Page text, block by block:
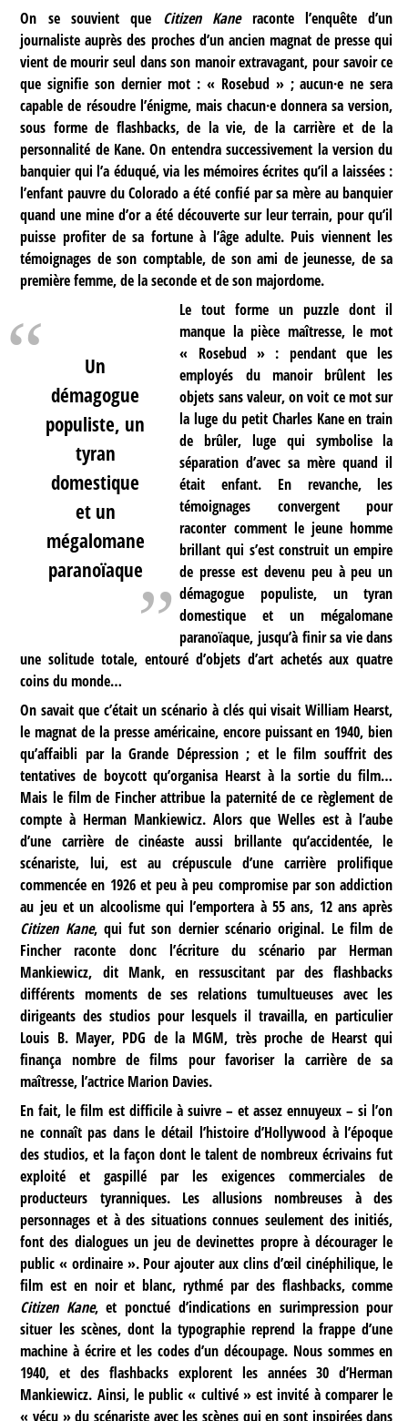
On se souvient que Citizen Kaneraconte l’enquête d’un
journaliste auprès des proches d’un ancien magnat de presse qui
vient de mourir seul dans son manoir extravagant, pour savoir ce
que signifie son dernier mot : « Rosebud » ; aucun·e ne sera
capable de résoudre l’énigme, mais chacun·e donnera sa version,
sous forme de flashbacks, de la vie, de la carrière et de la
personnalité de Kane. On entendra successivement la version du
banquier qui l’a éduqué, via les mémoires écrites qu’il a laissées :
l’enfant pauvre du Colorado a été confié par sa mère au banquier
quand une mine d’or a été découverte sur leur terrain, pour qu’il
puisse profiter de sa fortune à l’âge adulte. Puis viennent les
témoignages de son comptable, de son ami de jeunesse, de sa
première femme, de la seconde et de son majordome.
Un
démagogue
populiste, un
tyran
domestique
et un
mégalomane
paranoïaque
Le tout forme un puzzle dont il
manque la pièce maîtresse, le mot
« Rosebud » : pendant que les
employés du manoir brûlent les
objets sans valeur, on voit ce mot sur
la luge du petit Charles Kane en train
de brûler, luge qui symbolise la
séparation d’avec sa mère quand il
était enfant. En revanche, les
témoignages convergent pour
raconter comment le jeune homme
brillant qui s’est construit un empire
de presse est devenu peu à peu un
démagogue populiste, un tyran
domestique et un mégalomane
paranoïaque, jusqu’à finir sa vie dans
une solitude totale, entouré d’objets d’art achetés aux quatre
coins du monde…
On savait que c’était un scénario à clés qui visait William Hearst,
le magnat de la presse américaine, encore puissant en 1940, bien
qu’affaibli par la Grande Dépression ; et le film souffrit des
tentatives de boycott qu’organisa Hearst à la sortie du film…
Mais le film de Fincher attribue la paternité de ce règlement de
compte à Herman Mankiewicz. Alors que Welles est à l’aube
d’une carrière de cinéaste aussi brillante qu’accidentée, le
scénariste, lui, est au crépuscule d’une carrière prolifique
commencée en 1926 et peu à peu compromise par son addiction
au jeu et un alcoolisme qui l’emportera à 55 ans, 12 ans après
Citizen Kane, qui fut son dernier scénario original. Le film de
Fincher raconte donc l’écriture du scénario par Herman
Mankiewicz, dit Mank, en ressuscitant par des flashbacks
différents moments de ses relations tumultueuses avec les
dirigeants des studios pour lesquels il travailla, en particulier
Louis B. Mayer, PDG de la MGM, très proche de Hearst qui
finança nombre de films pour favoriser la carrière de sa
maîtresse, l’actrice Marion Davies.
En fait, le film est difficile à suivre – et assez ennuyeux – si l’on
ne connaît pas dans le détail l’histoire d’Hollywood à l’époque
des studios, et la façon dont le talent de nombreux écrivains fut
exploité et gaspillé par les exigences commerciales de
producteurs tyranniques. Les allusions nombreuses à des
personnages et à des situations connues seulement des initiés,
font des dialogues un jeu de devinettes propre à décourager le
public « ordinaire ». Pour ajouter aux clins d’œil cinéphilique, le
film est en noir et blanc, rythmé par des flashbacks, comme
Citizen Kane, et ponctué d’indications en surimpression pour
situer les scènes, dont la typographie reprend la frappe d’une
machine à écrire et les codes d’un découpage. Nous sommes en
1940, et des flashbacks explorent les années 30 d’Herman
Mankiewicz. Ainsi, le public « cultivé » est invité à comparer le
« vécu » du scénariste avec les scènes qui en sont inspirées dans